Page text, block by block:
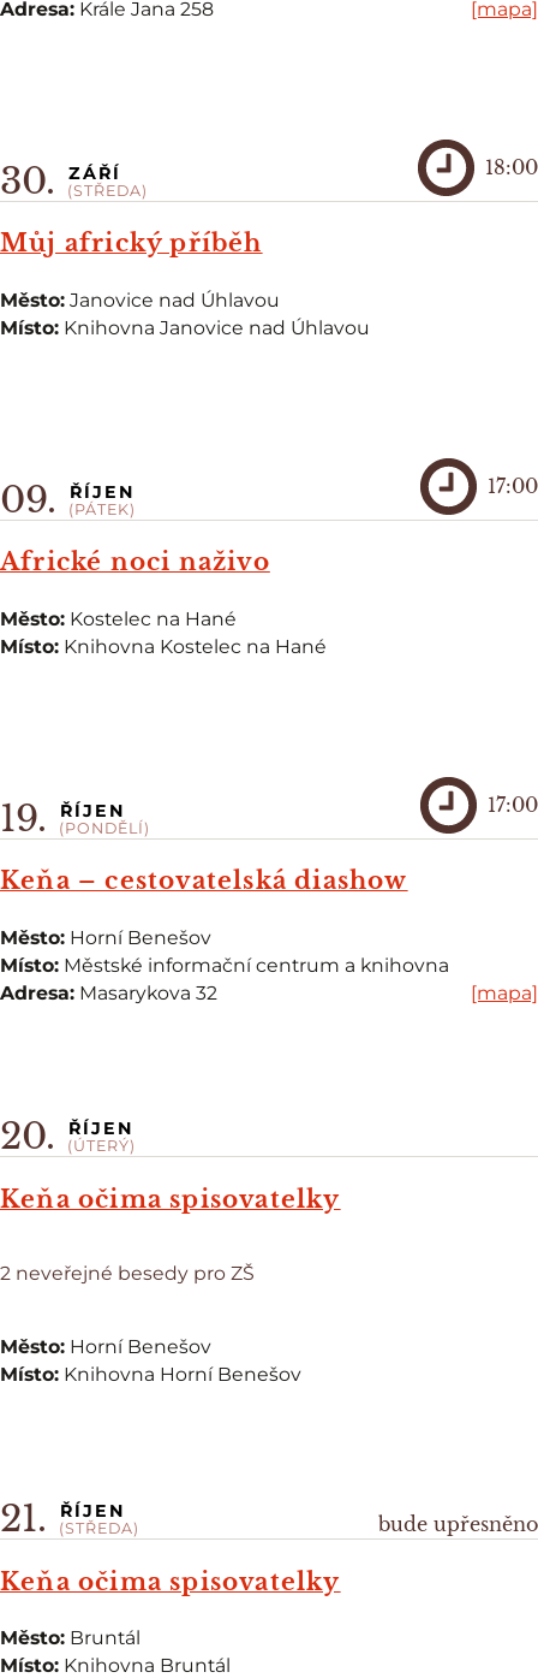
Adresa: Krále Jana 258 [mapa]
Můj africký příběh
30. ZÁŘÍ
(STŘEDA)
18:00
Město: Janovice nad Úhlavou
Místo: Knihovna Janovice nad Úhlavou
Africké noci naživo
09. ŘÍJEN
(PÁTEK)
17:00
Město: Kostelec na Hané
Místo: Knihovna Kostelec na Hané
Keňa – cestovatelská diashow
19. ŘÍJEN
(PONDĚLÍ)
17:00
Město: Horní Benešov
Místo: Městské informační centrum a knihovna
Adresa: Masarykova 32 [mapa]
Keňa očima spisovatelky
20. ŘÍJEN
(ÚTERÝ)
2 neveřejné besedy pro ZŠ
Město: Horní Benešov
Místo: Knihovna Horní Benešov
Keňa očima spisovatelky
21. ŘÍJEN
(STŘEDA) bude upřesněno
Město: Bruntál
Místo: Knihovna Bruntál